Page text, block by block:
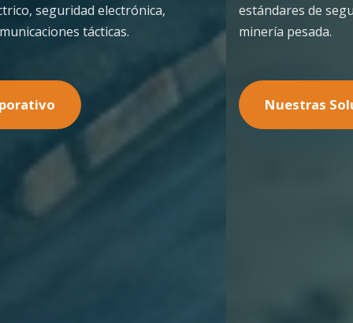
estándares de seguridad y calidad técnica para la
minería pesada.
Nuestras Soluciones